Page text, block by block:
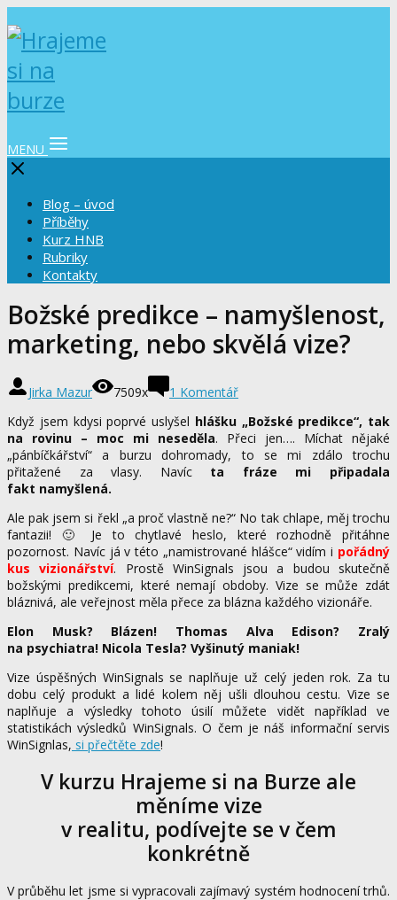
MENU
Blog – úvod
Příběhy
Kurz HNB
Rubriky
Kontakty
Božské predikce – namyšlenost,
marketing, nebo skvělá vize?
Jirka Mazur 7509x
1 Komentář
Když jsem kdysi poprvé uslyšel hlášku „Božské predikce“, tak
na rovinu – moc mi neseděla. Přeci jen…. Míchat nějaké
„pánbíčkářství“ a burzu dohromady, to se mi zdálo trochu
přitažené za vlasy. Navíc ta fráze mi připadala
fakt namyšlená.
Ale pak jsem si řekl „a proč vlastně ne?“ No tak chlape, měj trochu
fantazii! 🙂 Je to chytlavé heslo, které rozhodně přitáhne
pozornost. Navíc já v této „namistrované hlášce“ vidím i pořádný
kus vizionářství. Prostě WinSignals jsou a budou skutečně
božskými predikcemi, které nemají obdoby. Vize se může zdát
bláznivá, ale veřejnost měla přece za blázna každého vizionáře.
Elon Musk? Blázen! Thomas Alva Edison? Zralý
na psychiatra! Nicola Tesla? Vyšinutý maniak!
Vize úspěšných WinSignals se naplňuje už celý jeden rok. Za tu
dobu celý produkt a lidé kolem něj ušli dlouhou cestu. Vize se
naplňuje a výsledky tohoto úsilí můžete vidět například ve
statistikách výsledků WinSignals. O čem je náš informační servis
WinSignlas, si přečtěte zde!
V kurzu Hrajeme si na Burze ale
měníme vize
v realitu, podívejte se v čem
konkrétně
V průběhu let jsme si vypracovali zajímavý systém hodnocení trhů.